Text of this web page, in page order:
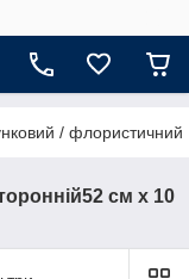
/ флористичний
см х 10